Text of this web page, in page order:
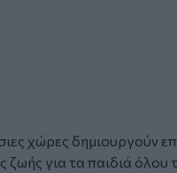
χώρες δημιουργούν
ζωής για τα παιδιά όλου